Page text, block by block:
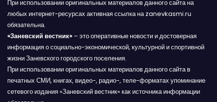
При использовании оригинальных материалов данного сайта на
любых интернет-ресурсах активная ссылка на zanevkasmi.ru
обязательна.
«Заневский вестник» – это оперативные новости и достоверная
информация о социально-экономической, культурной и спортивной
жизни Заневского городского поселения.
При использовании оригинальных материалов данного сайта в
печатных СМИ, книгах, видео-, радио-, теле-форматах упоминание
сетевого издания «Заневский вестник» как источника информации